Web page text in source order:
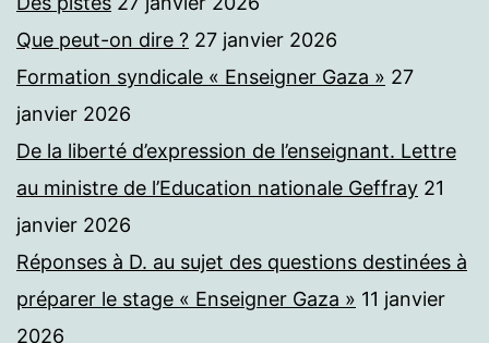
Que peut-on dire ? 27 janvier 2026
Formation syndicale « Enseigner Gaza » 27
janvier 2026
De la liberté d’expression de l’enseignant. Lettre
au ministre de l’Education nationale Geffray 21
janvier 2026
Réponses à D. au sujet des questions destinées à
préparer le stage « Enseigner Gaza » 11 janvier
2026